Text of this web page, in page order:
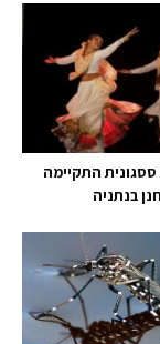
ססגונית התקיימה
בנתניה